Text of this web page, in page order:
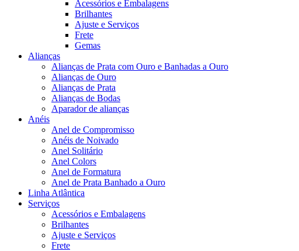
Acessórios e Embalagens
Brilhantes
Ajuste e Serviços
Frete
Gemas
Alianças
Alianças de Prata com Ouro e Banhadas a Ouro
Alianças de Ouro
Alianças de Prata
Alianças de Bodas
Aparador de alianças
Anéis
Anel de Compromisso
Anéis de Noivado
Anel Solitário
Anel Colors
Anel de Formatura
Anel de Prata Banhado a Ouro
Linha Atlântica
Serviços
Acessórios e Embalagens
Brilhantes
Ajuste e Serviços
Frete